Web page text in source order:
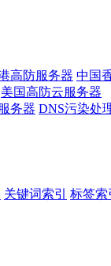
高防服务器 中国
美国高防云服务器
务器 DNS污染处
关键词索引 标签索